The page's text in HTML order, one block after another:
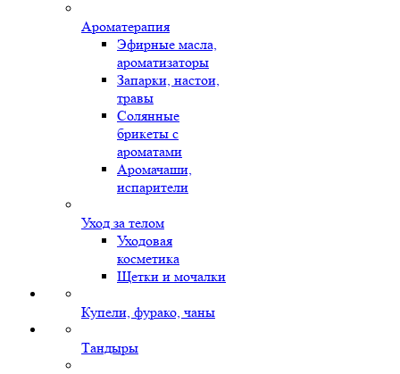
Ароматерапия
Эфирные масла,
ароматизаторы
Запарки, настои,
травы
Солянные
брикеты с
ароматами
Аромачаши,
испарители
Уход за телом
Уходовая
косметика
Щетки и мочалки
Купели, фурако, чаны
Тандыры